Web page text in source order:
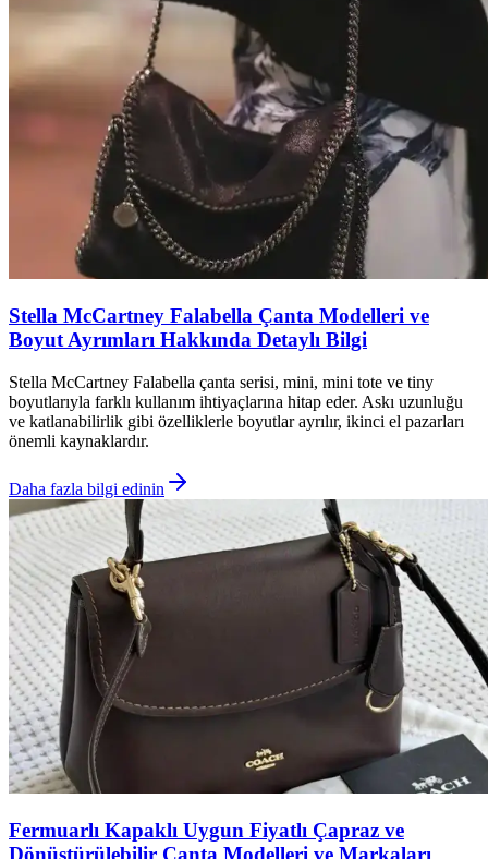
Stella McCartney Falabella Çanta Modelleri ve
Boyut Ayrımları Hakkında Detaylı Bilgi
Stella McCartney Falabella çanta serisi, mini, mini tote ve tiny
boyutlarıyla farklı kullanım ihtiyaçlarına hitap eder. Askı uzunluğu
ve katlanabilirlik gibi özelliklerle boyutlar ayrılır, ikinci el pazarları
önemli kaynaklardır.
Daha fazla bilgi edinin
Fermuarlı Kapaklı Uygun Fiyatlı Çapraz ve
Dönüştürülebilir Çanta Modelleri ve Markaları